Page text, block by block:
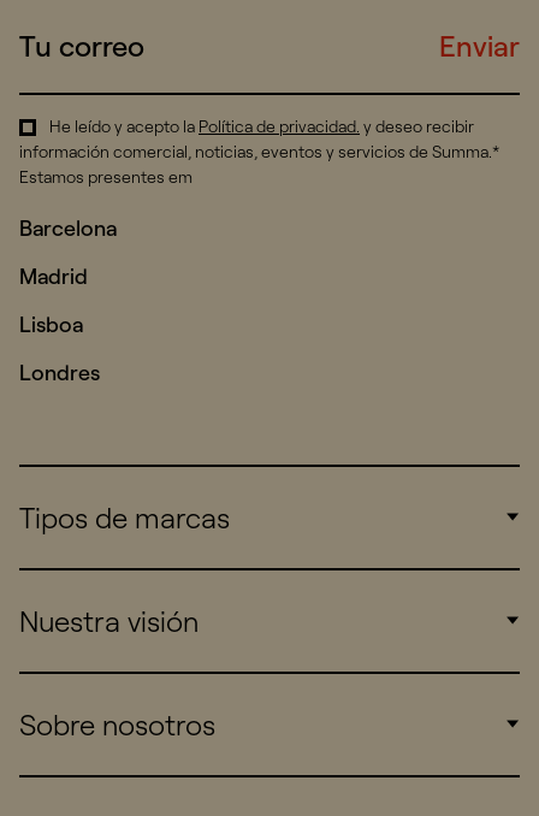
Enviar
He leído y acepto la Política de privacidad. y deseo recibir
información comercial, noticias, eventos y servicios de Summa.*
Estamos presentes em
Barcelona
Madrid
Lisboa
Londres
Tipos de marcas
Consumers
Startups
Nuestra visión
Work
Sobre nosotros